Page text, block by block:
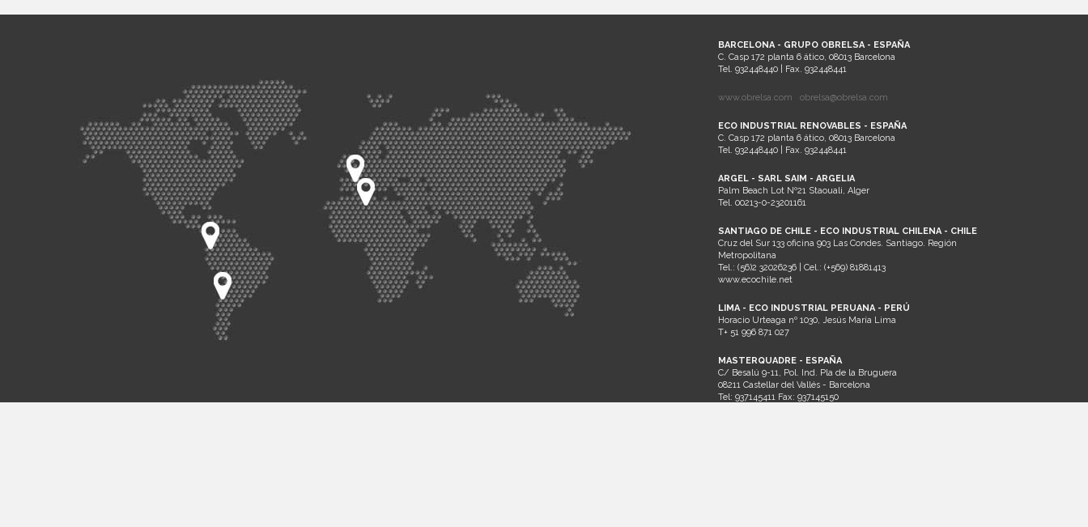
BARCELONA - GRUPO OBRELSA - ESPAÑA
C. Casp 172 planta 6 ático, 08013 Barcelona
Tel. 932448440 | Fax. 932448441
www.obrelsa.com obrelsa@obrelsa.com
ECO INDUSTRIAL RENOVABLES - ESPAÑA
C. Casp 172 planta 6 ático, 08013 Barcelona
Tel. 932448440 | Fax. 932448441
ARGEL - SARL SAIM - ARGELIA
Palm Beach Lot Nº21 Staouali, Alger
Tel. 00213-0-23201161
SANTIAGO DE CHILE - ECO INDUSTRIAL CHILENA - CHILE
Cruz del Sur 133 oficina 903 Las Condes. Santiago. Región
Metropolitana
Tel.: (56)2 32026236 | Cel.: (+569) 81881413
www.ecochile.net
LIMA - ECO INDUSTRIAL PERUANA - PERÚ
Horacio Urteaga nº 1030, Jesús María Lima
T+ 51 996 871 027
MASTERQUADRE - ESPAÑA
C/ Besalú 9-11, Pol. Ind. Pla de la Bruguera
08211 Castellar del Vallés - Barcelona
Tel: 937145411 Fax: 937145150